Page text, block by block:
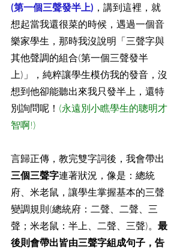
(第一個三聲發半上) ，講到這裡，就
想起當我還很菜的時候，遇過一個音
樂家學生，那時我沒說明「三聲字與
其他聲調的組合(第一個三聲發半
上)」，純粹讓學生模仿我的發音，沒
想到他卻能聽出來我只發半上，還特
別詢問呢！ (永遠別小瞧學生的聰明才
智啊!)
言歸正傳，教完雙字詞後，我會帶出
三個三聲字連著狀況，像是：總統
府、米老鼠，讓學生掌握基本的三聲
變調規則(總統府：二聲、二聲、三
聲；米老鼠：半上、二聲、三聲)。 最
後則會帶出皆由三聲字組成句子，告